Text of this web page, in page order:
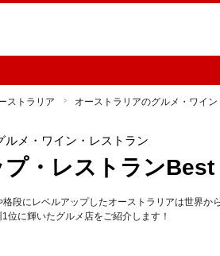
ストラリア オーストラリアのグルメ・ワイ
ルメ・ワイン・レストラン
・レストランBest
段にレベルアップしたオーストラリアは世界か
位に輝いたグルメ店をご紹介します！